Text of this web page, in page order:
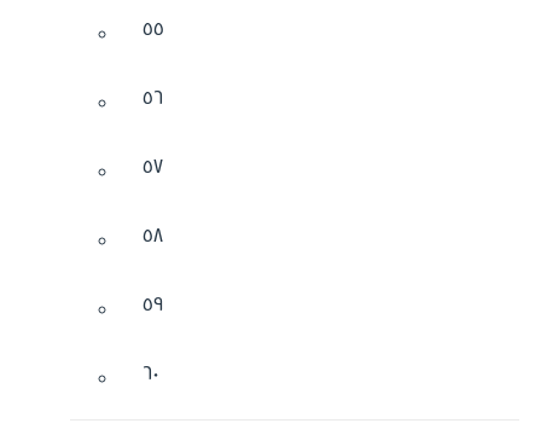
٥٥
٥٦
٥٧
٥٨
٥٩
٦٠